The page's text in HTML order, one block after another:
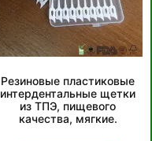
Резиновые пластиковые
интердентальные щетки
из ТПЭ, пищевого
качества, мягкие.